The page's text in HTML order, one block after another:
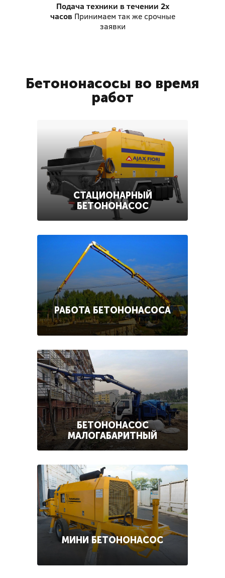
Подача техники в течении 2х
часов Принимаем так же срочные
заявки
Бетононасосы во время
работ
СТАЦИОНАРНЫЙ
БЕТОНОНАСОС
РАБОТА БЕТОНОНАСОСА
БЕТОНОНАСОС
МАЛОГАБАРИТНЫЙ
МИНИ БЕТОНОНАСОС